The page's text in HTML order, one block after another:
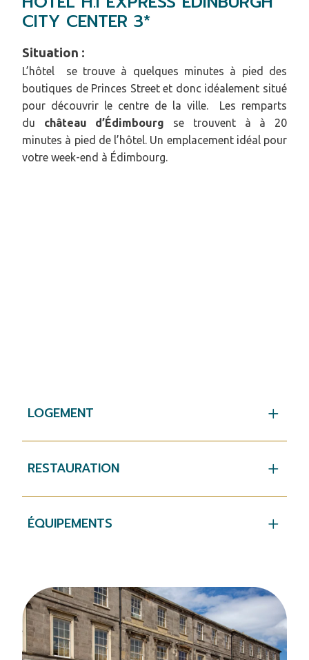
CITY CENTER 3*
Situation :
L’hôtel se trouve à quelques minutes à pied des
boutiques de Princes Street et donc idéalement situé
pour découvrir le centre de la ville. Les remparts
du château d’Édimbourg se trouvent à à 20
minutes à pied de l’hôtel. Un emplacement idéal pour
votre week-end à Édimbourg.
LOGEMENT
RESTAURATION
ÉQUIPEMENTS